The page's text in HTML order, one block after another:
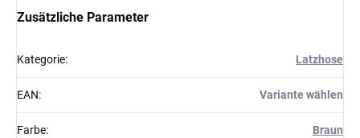
Zusätzliche Parameter
Kategorie: Latzhose
EAN: Variante wählen
Farbe: Braun